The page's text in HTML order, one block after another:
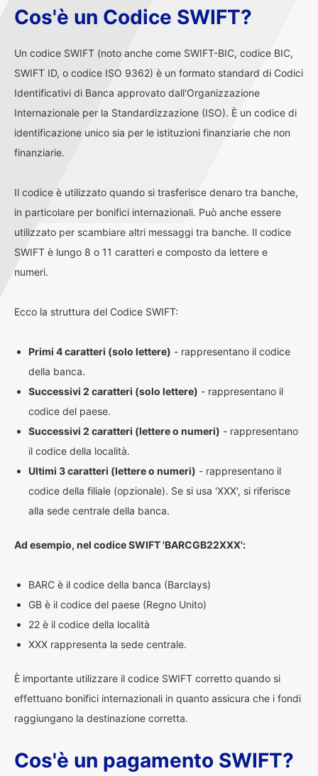
Cos'è un Codice SWIFT?
Un codice SWIFT (noto anche come SWIFT-BIC, codice BIC,
SWIFT ID, o codice ISO 9362) è un formato standard di Codici
Identificativi di Banca approvato dall'Organizzazione
Internazionale per la Standardizzazione (ISO). È un codice di
identificazione unico sia per le istituzioni finanziarie che non
finanziarie.
Il codice è utilizzato quando si trasferisce denaro tra banche,
in particolare per bonifici internazionali. Può anche essere
utilizzato per scambiare altri messaggi tra banche. Il codice
SWIFT è lungo 8 o 11 caratteri e composto da lettere e
numeri.
Ecco la struttura del Codice SWIFT:
Primi 4 caratteri (solo lettere) - rappresentano il codice
della banca.
Successivi 2 caratteri (solo lettere) - rappresentano il
codice del paese.
Successivi 2 caratteri (lettere o numeri) - rappresentano
il codice della località.
Ultimi 3 caratteri (lettere o numeri) - rappresentano il
codice della filiale (opzionale). Se si usa 'XXX', si riferisce
alla sede centrale della banca.
Ad esempio, nel codice SWIFT 'BARCGB22XXX':
BARC è il codice della banca (Barclays)
GB è il codice del paese (Regno Unito)
22 è il codice della località
XXX rappresenta la sede centrale.
È importante utilizzare il codice SWIFT corretto quando si
effettuano bonifici internazionali in quanto assicura che i fondi
raggiungano la destinazione corretta.
Cos'è un pagamento SWIFT?